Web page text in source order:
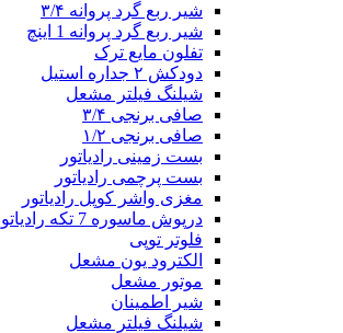
شیر ربع گرد پروانه ۳/۴
شیر ربع گرد پروانه 1 اینچ
تفلون مایع ترک
دودکش ۲ جداره استیل
شیلنگ فیلتر مشعل
صافی برنجی ۳/۴
صافی برنجی ۱/۲
بست زمینی رادیاتور
بست پرچمی رادیاتور
مغزی واشر کوپل رادیاتور
درپوش ماسوره 7 تکه رادیاتور
فلوتر توپی
الکترود یون مشعل
موتور مشعل
شیر اطمینان
شیلنگ فیلتر مشعل